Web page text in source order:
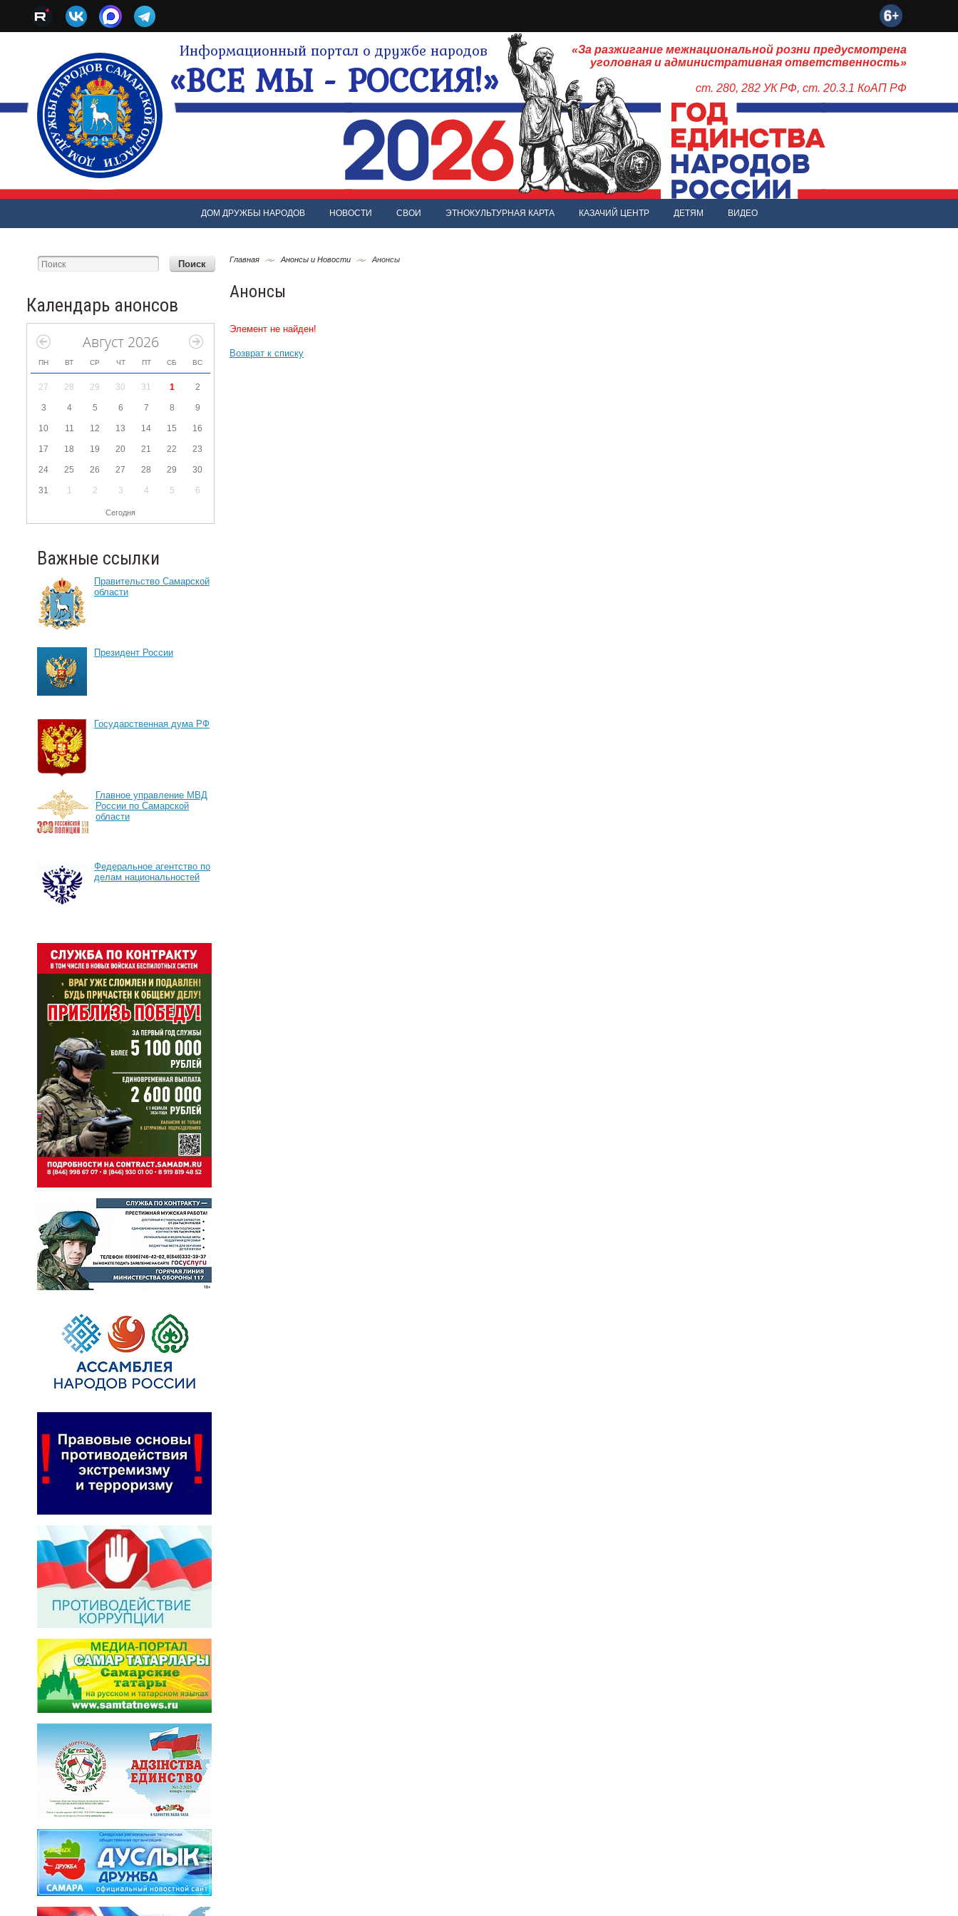
Информационный портал о дружбе народов
«ВСЕ МЫ - РОССИЯ!»
«За разжигание межнациональной розни предусмотрена
уголовная и административная ответственность»
ст. 280, 282 УК РФ, ст. 20.3.1 КоАП РФ
ДОМ ДРУЖБЫ НАРОДОВ НОВОСТИ СВОИ ЭТНОКУЛЬТУРНАЯ КАРТА КАЗАЧИЙ ЦЕНТР ДЕТЯМ ВИДЕО
Календарь анонсов
Август 2026
ПН ВТ СР ЧТ ПТ СБ ВС
27 28 29 30 31 1 2
3 4 5 6 7 8 9
10 11 12 13 14 15 16
17 18 19 20 21 22 23
24 25 26 27 28 29 30
31 1 2 3 4 5 6
Сегодня
Важные ссылки
Правительство Самарской
области
Президент России
Государственная дума РФ
Главное управление МВД
России по Самарской
области
Федеральное агентство по
делам национальностей
Главная Анонсы и Новости Анонсы
Анонсы
Элемент не найден!
Возврат к списку